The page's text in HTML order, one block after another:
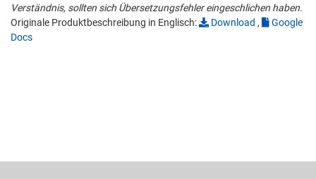
Verständnis, sollten sich Übersetzungsfehler eingeschlichen haben.
Originale Produktbeschreibung in Englisch:
Download ,
Google
Docs